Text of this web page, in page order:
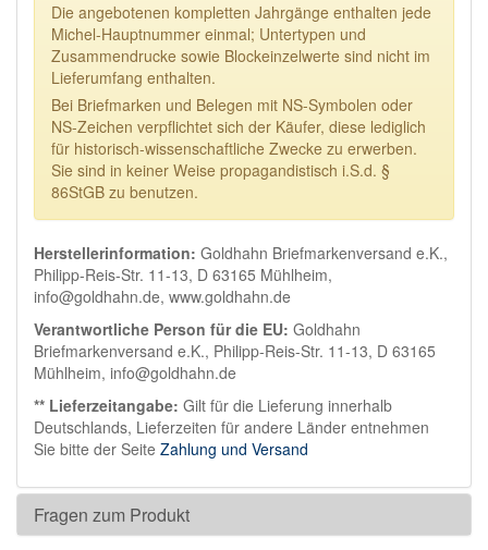
Die angebotenen kompletten Jahrgänge enthalten jede
Michel-Hauptnummer einmal; Untertypen und
Zusammendrucke sowie Blockeinzelwerte sind nicht im
Lieferumfang enthalten.
Bei Briefmarken und Belegen mit NS-Symbolen oder
NS-Zeichen verpflichtet sich der Käufer, diese lediglich
für historisch-wissenschaftliche Zwecke zu erwerben.
Sie sind in keiner Weise propagandistisch i.S.d. §
86StGB zu benutzen.
Herstellerinformation: Goldhahn Briefmarkenversand e.K.,
Philipp-Reis-Str. 11-13, D 63165 Mühlheim,
info@goldhahn.de, www.goldhahn.de
Verantwortliche Person für die EU: Goldhahn
Briefmarkenversand e.K., Philipp-Reis-Str. 11-13, D 63165
Mühlheim, info@goldhahn.de
** Lieferzeitangabe: Gilt für die Lieferung innerhalb
Deutschlands, Lieferzeiten für andere Länder entnehmen
Sie bitte der Seite Zahlung und Versand
Fragen zum Produkt